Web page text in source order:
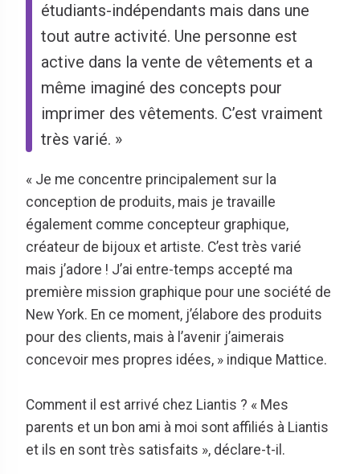
étudiants-indépendants mais dans une
tout autre activité. Une personne est
active dans la vente de vêtements et a
même imaginé des concepts pour
imprimer des vêtements. C’est vraiment
très varié. »
« Je me concentre principalement sur la
conception de produits, mais je travaille
également comme concepteur graphique,
créateur de bijoux et artiste. C’est très varié
mais j’adore ! J’ai entre-temps accepté ma
première mission graphique pour une société de
New York. En ce moment, j’élabore des produits
pour des clients, mais à l’avenir j’aimerais
concevoir mes propres idées, » indique Mattice.
Comment il est arrivé chez Liantis ? « Mes
parents et un bon ami à moi sont affiliés à Liantis
et ils en sont très satisfaits », déclare-t-il.